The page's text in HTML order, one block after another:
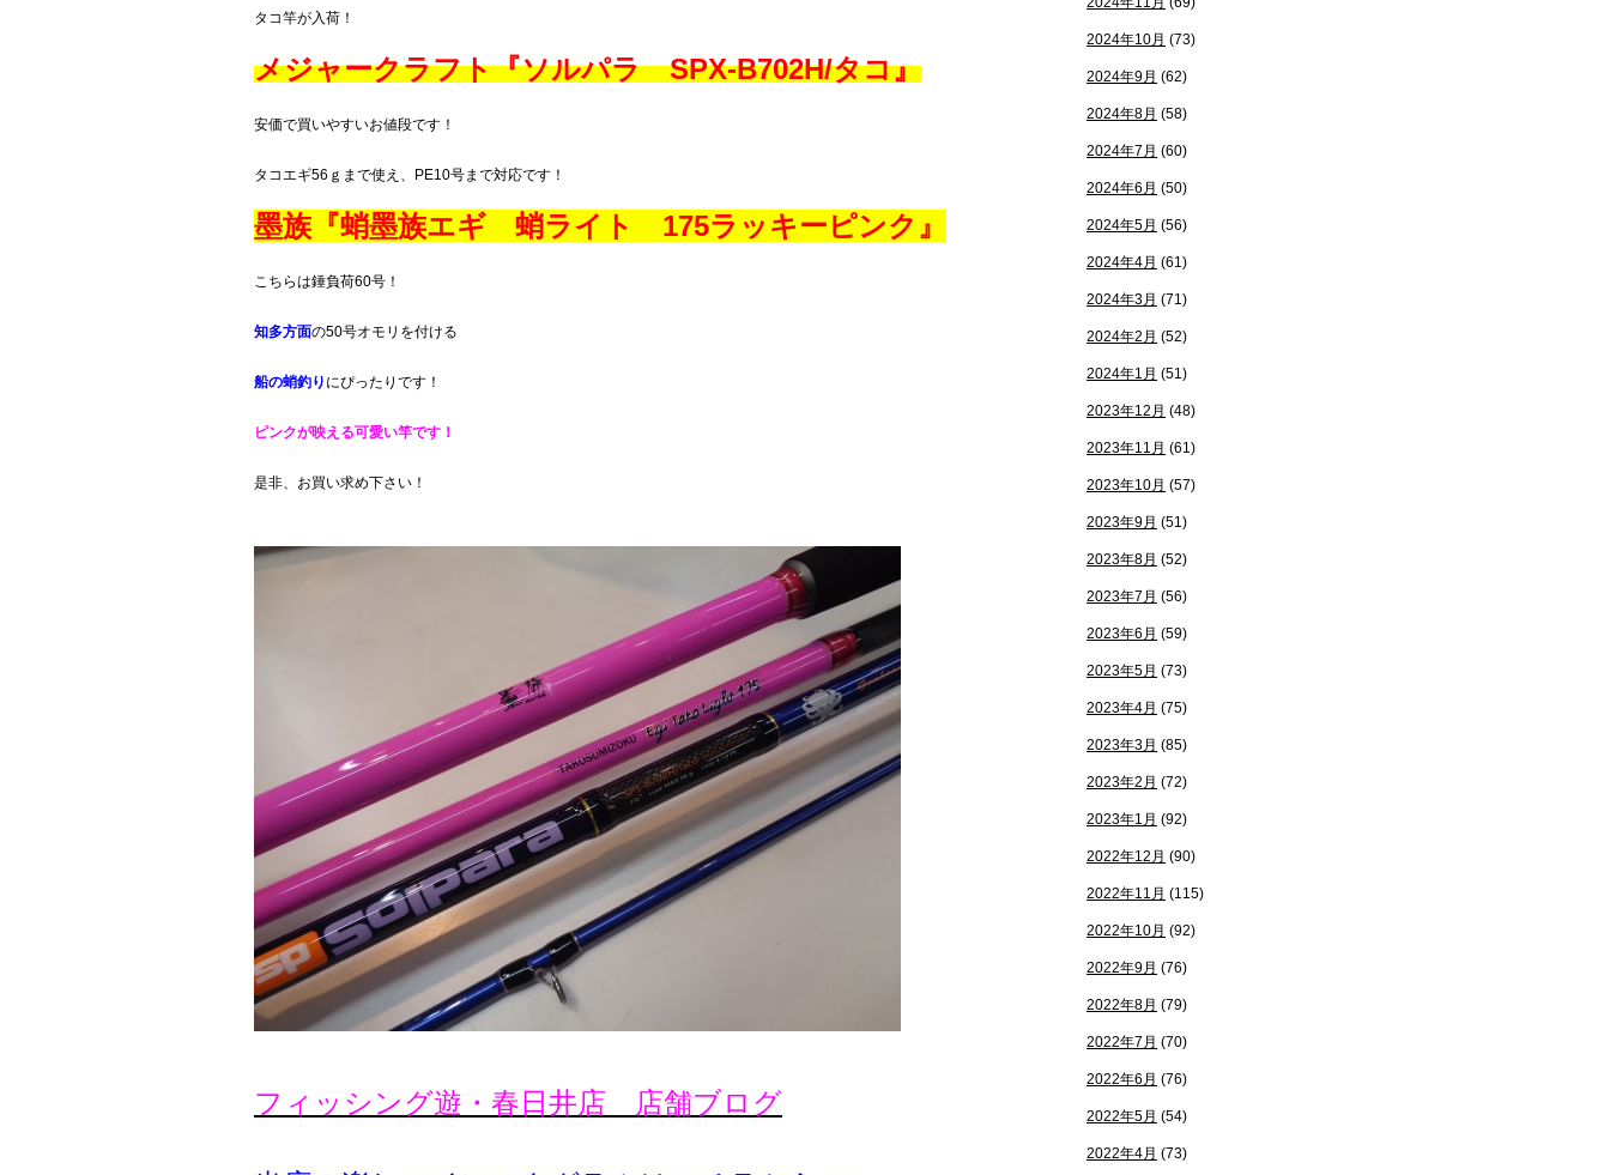
タコ竿が入荷！
メジャークラフト『ソルパラ SPX-B702H/タコ』
安価で買いやすいお値段です！
タコエギ56ｇまで使え、PE10号まで対応です！
墨族『蛸墨族エギ 蛸ライト 175ラッキーピンク』
こちらは錘負荷60号！
知多方面の50号オモリを付ける
船の蛸釣り にぴったりです！
ピンクが映える可愛い竿です！
是非、お買い求め下さい！
フィッシング遊・春日井店 店舗ブログ
2024年10月 (73)
2024年9月 (62)
2024年8月 (58)
2024年7月 (60)
2024年6月 (50)
2024年5月 (56)
2024年4月 (61)
2024年3月 (71)
2024年2月 (52)
2024年1月 (51)
2023年12月 (48)
2023年11月 (61)
2023年10月 (57)
2023年9月 (51)
2023年8月 (52)
2023年7月 (56)
2023年6月 (59)
2023年5月 (73)
2023年4月 (75)
2023年3月 (85)
2023年2月 (72)
2023年1月 (92)
2022年12月 (90)
2022年11月 (115)
2022年10月 (92)
2022年9月 (76)
2022年8月 (79)
2022年7月 (70)
2022年6月 (76)
2022年5月 (54)
2022年4月 (73)